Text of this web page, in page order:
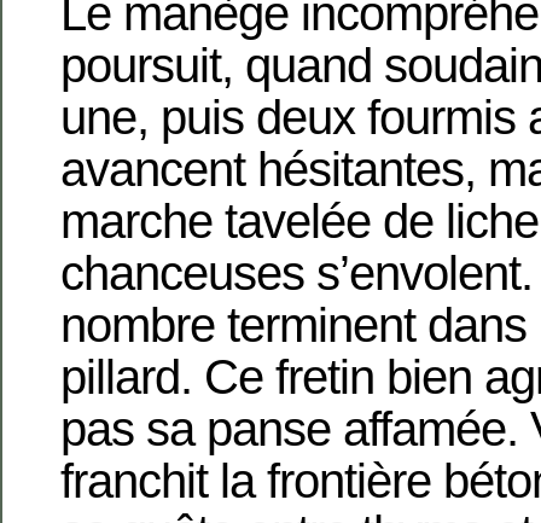
Le manège
poursuit, quand
une, puis deux fourmis
avancent hésitantes,
marche tavelée de
chanceuses
nombre terminent
pillard. Ce fretin bien
pas sa panse affamée.
franchit la frontière